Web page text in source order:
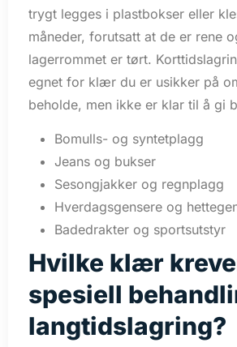
trygt legges i plastbokser eller
måneder, forutsatt at de er rene
lagerrommet er tørt.
egnet for klær du er usikker på
beholde, men ikke er klar til å gi
Bomulls- og syntetplagg
Jeans og bukser
Sesongjakker og regnplagg
Hverdagsgensere og
Badedrakter og sportsutstyr
Hvilke klær
spesiell
langtidslagring?